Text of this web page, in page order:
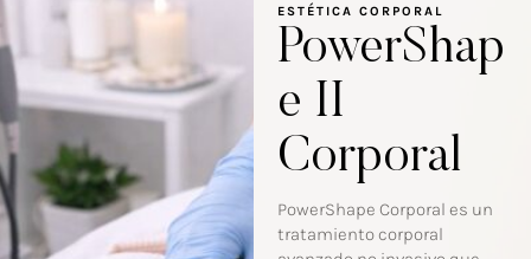
ESTÉTICA CORPORAL
PowerShap
e II
Corporal
PowerShape Corporal es un
tratamiento corporal